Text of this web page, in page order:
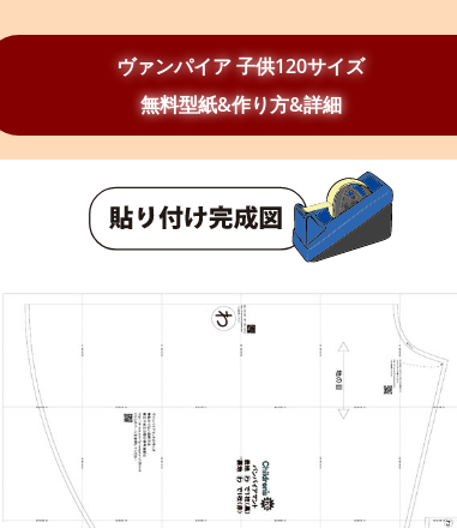
ヴァンパイア 子供120サイズ
無料型紙&作り方&詳細